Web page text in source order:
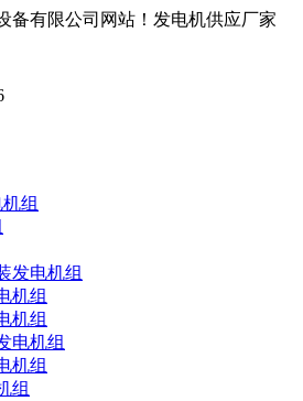
备有限公司网站！发电机供应厂家
组
发电机组
机组
机组
电机组
机组
组